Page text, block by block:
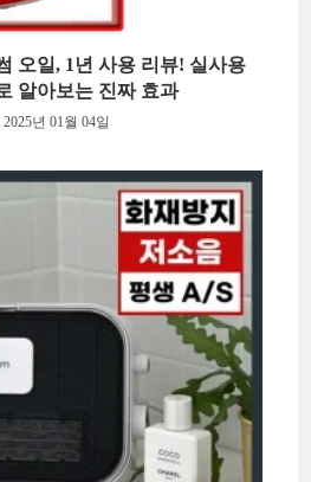
오일, 1년 사용 리뷰! 실사용
알아보는 진짜 효과
2025년 01월 04일